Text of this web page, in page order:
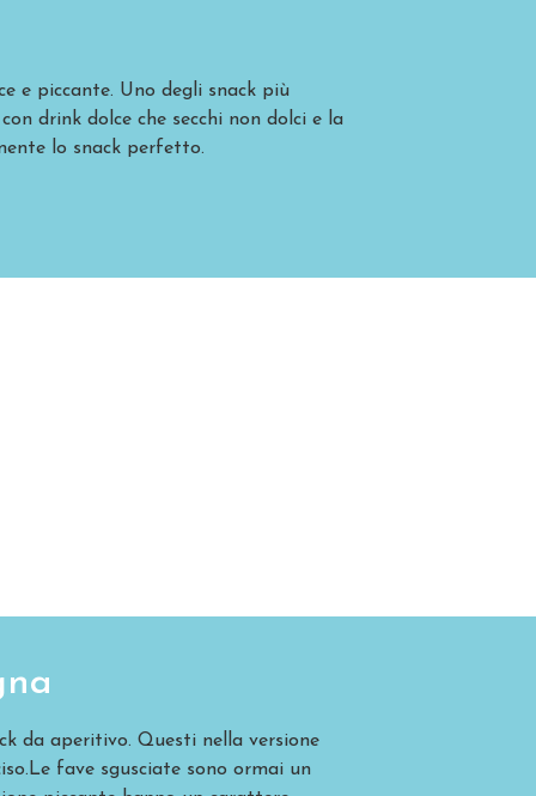
e piccante. Uno degli snack più
drink dolce che secchi non dolci e la
lo snack perfetto.
da aperitivo. Questi nella versione
fave sgusciate sono ormai un